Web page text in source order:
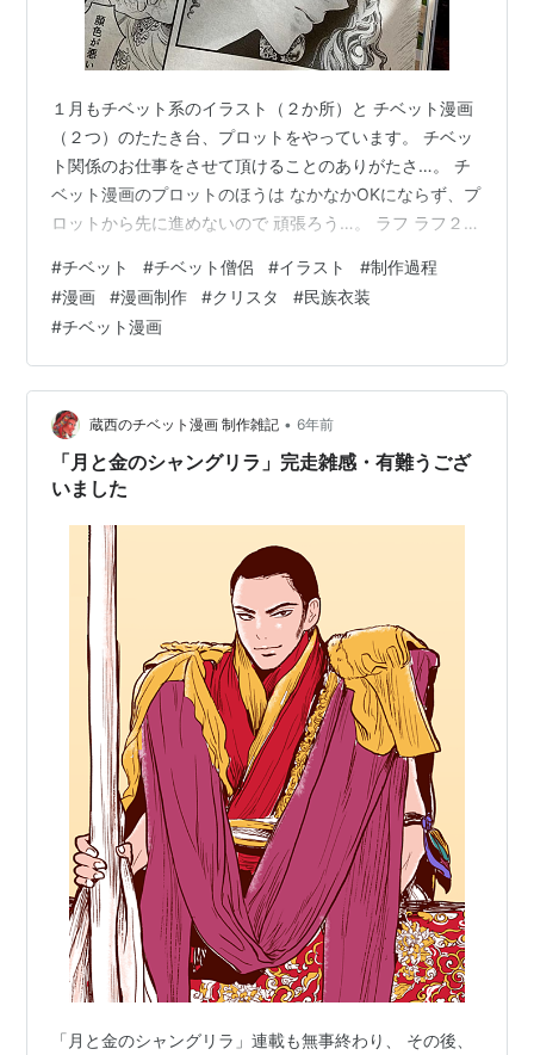
１月もチベット系のイラスト（２か所）と チベット漫画
（２つ）のたたき台、プロットをやっています。 チベッ
ト関係のお仕事をさせて頂けることのありがたさ…。 チ
ベット漫画のプロットのほうは なかなかOKにならず、プ
ロットから先に進めないので 頑張ろう…。 ラフ ラフ２
。。。。。。。。。。。。。。。。 ●『ペルシャの幻術
師』完結2巻（原作:司馬遼太郎／漫画:蔵西 ／文藝春秋）
発売されました。 2巻にはおまけにナンと従者チャタム
出会い漫画や、 司馬遼太郎記念館訪問記ほかなども付つ
いています。 電子版のほうはおまけもカラーで、追加お
まけもあります。 htt…
#チベット #チベット僧侶 #イラスト #制作過程
#漫画 #漫画制作 #クリスタ #民族衣装
#チベット漫画
蔵西のチベット漫画 制作雑記 • 6年前
「月と金のシャングリラ」完走雑感・有難うござ
いました
「月と金のシャングリラ」連載も無事終わり、 その後、